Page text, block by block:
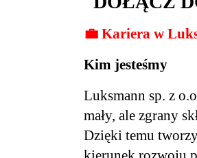
💼 Kariera w
Kim jesteśmy
Luksmann sp. z
mały, ale zgrany
Dzięki temu